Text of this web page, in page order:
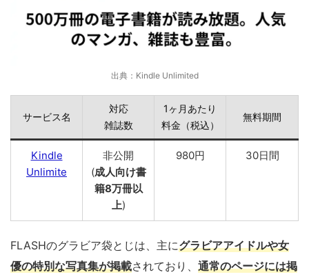
出典：Kindle Unlimited
サービス名
対応
雑誌数
1ヶ月あたり
料金（税込）
無料期間
Kindle
Unlimite
非公開
(成人向け書
籍8万冊以
上)
980円 30日間
FLASHのグラビア袋とじは、主にグラビアアイドルや女
優の特別な写真集が掲載されており、 通常のページには掲